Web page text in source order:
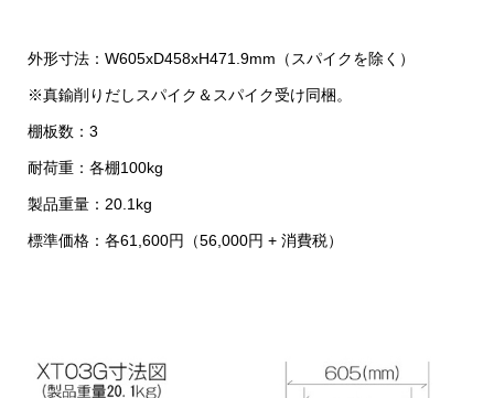
外形寸法：W605xD458xH471.9mm（スパイクを除く）
※真鍮削りだしスパイク＆スパイク受け同梱。
棚板数：3
耐荷重：各棚100kg
製品重量：20.1kg
標準価格：各61,600円（56,000円 + 消費税）